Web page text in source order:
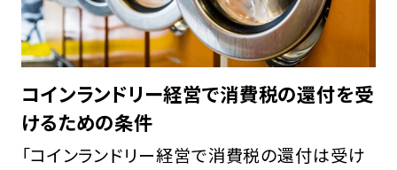
コインランドリー経営で消費税の還付を受
けるための条件
「コインランドリー経営で消費税の還付は受け